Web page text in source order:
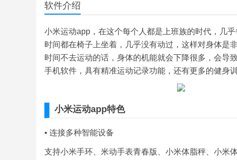
软件介绍
小米运动app，在这个每个人都是上班族的时代，几
时间都在椅子上坐着，几乎没有动过，这样对身体是
时间不去运动的话，身体的机能就会下降很多，会导
手机软件，具有精准运动记录功能，还有更多的健身
小米运动app特色
• 连接多种智能设备
支持小米手环、米动手表青春版、小米体脂秤、小米